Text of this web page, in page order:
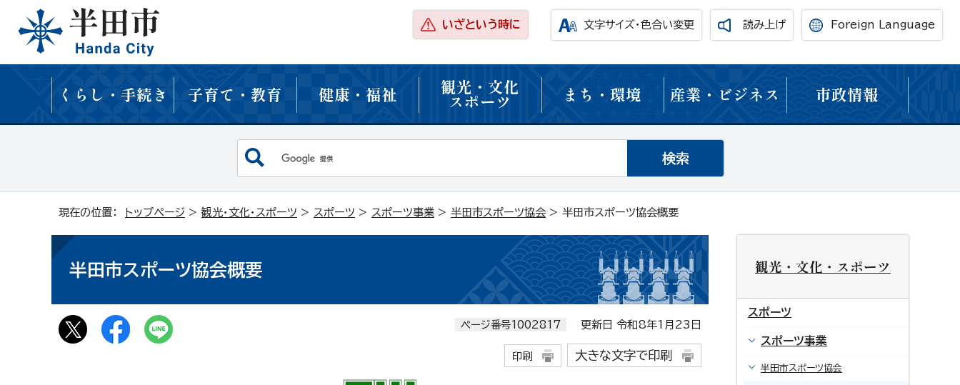
いざという時に 文字サイズ・色合い変更 読み上げ Foreign Language
くらし・手続き 子育て・教育 健康・福祉 観光・文化
スポーツ まち・環境 産業・ビジネス 市政情報
現在の位置： トップページ > 観光・文化・スポーツ > スポーツ > スポーツ事業 > 半田市スポーツ協会 > 半田市スポーツ協会概要
半田市スポーツ協会概要
ページ番号1002817 更新日 令和8年1月23日
印刷 大きな文字で印刷
観光・文化・スポーツ
スポーツ
スポーツ事業
半田市スポーツ協会